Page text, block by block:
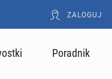
ZALOGUJ
Poradnik